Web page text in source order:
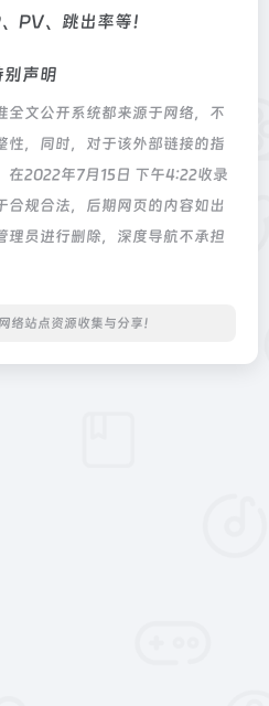
PV、跳出率等！
别声明
全文公开系统都来源于网络，不
性，同时，对于该外部链接的指
在2022年7月15日 下午4:22收录
合规合法，后期网页的内容如出
理员进行删除，深度导航不承担
络站点资源收集与分享！